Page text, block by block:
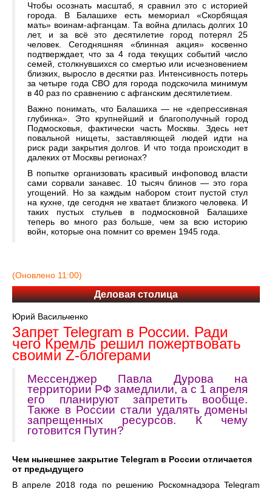
Чтобы осознать масштаб, я сравнил это с историей
города. В Балашихе есть мемориал «Скорбящая
мать» воинам-афганцам. Та война длилась долгих 10
лет, и за всё это десятилетие город потерял 25
человек. Сегодняшняя «блинная акция» косвенно
подтверждает, что за 4 года текущих событий число
семей, столкнувшихся со смертью или исчезновением
близких, выросло в десятки раз. Интенсивность потерь
за четыре года СВО для города подскочила минимум
в 40 раз по сравнению с афганским десятилетием.
Важно понимать, что Балашиха — не «депрессивная
глубинка». Это крупнейший и благополучный город
Подмосковья, фактически часть Москвы. Здесь нет
повальной нищеты, заставляющей людей идти на
риск ради закрытия долгов. И что тогда происходит в
далеких от Москвы регионах?
В попытке организовать красивый инфоповод власти
сами сорвали занавес. 10 тысяч блинов — это гора
угощений. Но за каждым набором стоит пустой стул
на кухне, где сегодня не хватает близкого человека. И
таких пустых стульев в подмосковной Балашихе
теперь во много раз больше, чем за всю историю
войн, которые она помнит со времен 1945 года.
(Оновлено 11:00)
Деловая столица
Юрий Васильченко
Запрет Telegram в России. Ради
чего Кремль решил пожертвовать
своими Z-блогерами
Мессенджер Павла Дурова на
территории РФ замедлили, а с 1 апреля
его планируют запретить вообще.
Также в России стали удалять домены
запрещенных ресурсов. К чему
готовится Путин?
Чем нынешнее закрытие Telegram в России отличается
от предыдущего
В апреле 2018 года по решению Роскомнадзора Telegram